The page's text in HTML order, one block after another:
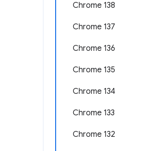
Chrome 138
Chrome 137
Chrome 136
Chrome 135
Chrome 134
Chrome 133
Chrome 132